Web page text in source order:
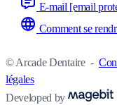
E-mail [email
Comment se
© Arcade Dentaire -
légales
Developed by